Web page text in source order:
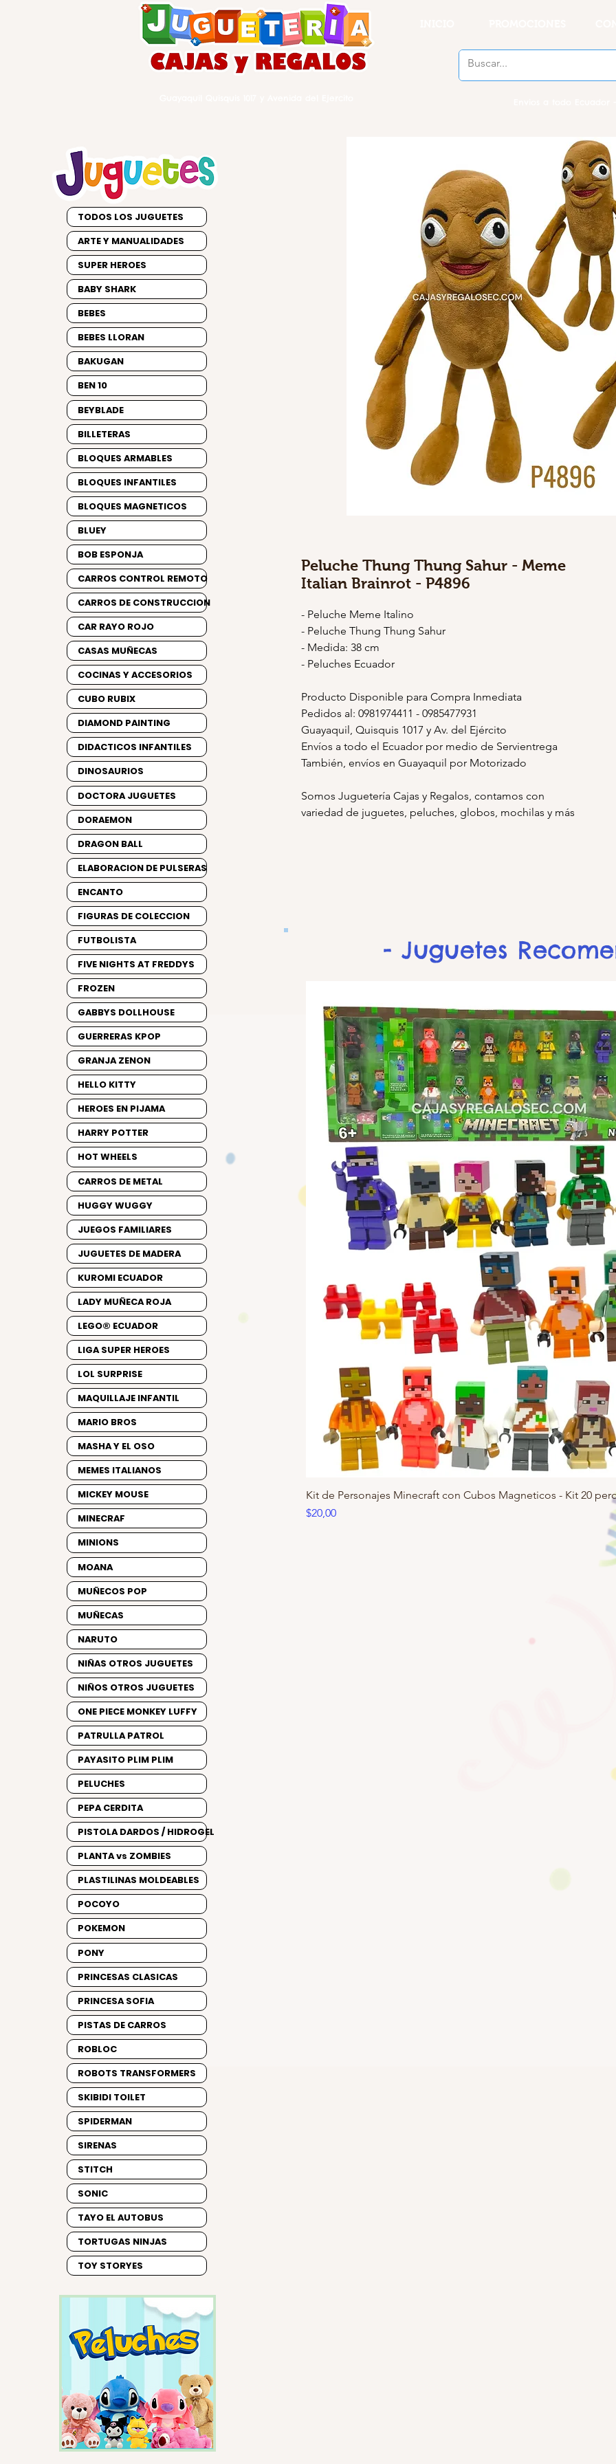
Peluche Thung Thung Sahur - Meme
Italian Brainrot - P4896
- Peluche Meme Italino
- Peluche Thung Thung Sahur
- Medida: 38 cm
- Peluches Ecuador
Producto Disponible para Compra Inmediata
Pedidos al: 0981974411 - 0985477931
Guayaquil, Quisquis 1017 y Av. del Ejército
Envíos a todo el Ecuador por medio de Servientrega
También, envíos en Guayaquil por Motorizado
Somos Juguetería Cajas y Regalos, contamos con
variedad de juguetes, peluches, globos, mochilas y más
Kit de Personajes Minecraft con Cubos Magneticos - Kit 20
Precio
$20,00
- Juguetes
TODOS LOS JUGUETES
ARTE Y MANUALIDADES
SUPER HEROES
BABY SHARK
BEBES
BEBES LLORAN
BAKUGAN
BEN 10
BEYBLADE
BILLETERAS
BLOQUES ARMABLES
BLOQUES INFANTILES
BLOQUES MAGNETICOS
BLUEY
BOB ESPONJA
CARROS CONTROL REMOTO
CARROS DE CONSTRUCCION
CAR RAYO ROJO
CASAS MUÑECAS
COCINAS Y ACCESORIOS
CUBO RUBIX
DIAMOND PAINTING
DIDACTICOS INFANTILES
DINOSAURIOS
DOCTORA JUGUETES
DORAEMON
DRAGON BALL
ELABORACION DE PULSERAS
ENCANTO
FIGURAS DE COLECCION
FUTBOLISTA
FIVE NIGHTS AT FREDDYS
FROZEN
GABBYS DOLLHOUSE
GUERRERAS KPOP
GRANJA ZENON
HELLO KITTY
HEROES EN PIJAMA
HARRY POTTER
HOT WHEELS
CARROS DE METAL
HUGGY WUGGY
JUEGOS FAMILIARES
JUGUETES DE MADERA
KUROMI ECUADOR
LADY MUÑECA ROJA
LEGO® ECUADOR
LIGA SUPER HEROES
LOL SURPRISE
MAQUILLAJE INFANTIL
MARIO BROS
MASHA Y EL OSO
MEMES ITALIANOS
MICKEY MOUSE
MINECRAF
MINIONS
MOANA
MUÑECOS POP
MUÑECAS
NARUTO
NIÑAS OTROS JUGUETES
NIÑOS OTROS JUGUETES
ONE PIECE MONKEY LUFFY
PATRULLA PATROL
PAYASITO PLIM PLIM
PELUCHES
PEPA CERDITA
PISTOLA DARDOS / HIDROGEL
PLANTA vs ZOMBIES
PLASTILINAS MOLDEABLES
POCOYO
POKEMON
PONY
PRINCESAS CLASICAS
PRINCESA SOFIA
PISTAS DE CARROS
ROBLOC
ROBOTS TRANSFORMERS
SKIBIDI TOILET
SPIDERMAN
SIRENAS
STITCH
SONIC
TAYO EL AUTOBUS
TORTUGAS NINJAS
TOY STORYES